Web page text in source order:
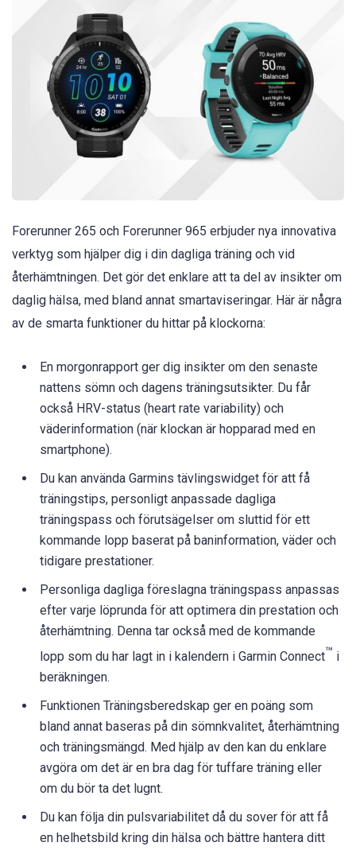
Forerunner 265 och Forerunner 965 erbjuder nya innovativa
verktyg som hjälper dig i din dagliga träning och vid
återhämtningen. Det gör det enklare att ta del av insikter om
daglig hälsa, med bland annat smartaviseringar. Här är några
av de smarta funktioner du hittar på klockorna:
En morgonrapport ger dig insikter om den senaste
nattens sömn och dagens träningsutsikter. Du får
också HRV-status (heart rate variability) och
väderinformation (när klockan är hopparad med en
smartphone).
Du kan använda Garmins tävlingswidget för att få
träningstips, personligt anpassade dagliga
träningspass och förutsägelser om sluttid för ett
kommande lopp baserat på baninformation, väder och
tidigare prestationer.
Personliga dagliga föreslagna träningspass anpassas
efter varje löprunda för att optimera din prestation och
återhämtning. Denna tar också med de kommande
lopp som du har lagt in i kalendern i Garmin Connect™ i
beräkningen.
Funktionen Träningsberedskap ger en poäng som
bland annat baseras på din sömnkvalitet, återhämtning
och träningsmängd. Med hjälp av den kan du enklare
avgöra om det är en bra dag för tuffare träning eller
om du bör ta det lugnt.
Du kan följa din pulsvariabilitet då du sover för att få
en helhetsbild kring din hälsa och bättre hantera ditt